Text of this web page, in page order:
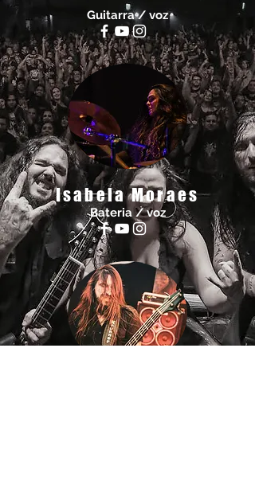
Guitarra / voz
Isabela Moraes
Bateria / voz